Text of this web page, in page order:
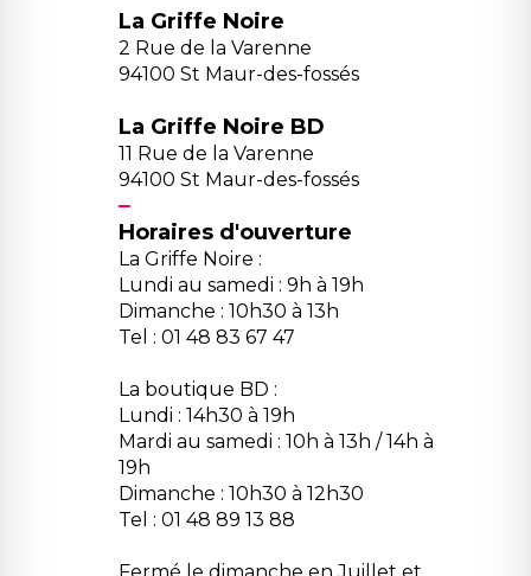
La Griffe Noire
2 Rue de la Varenne
94100 St Maur-des-fossés
La Griffe Noire BD
11 Rue de la Varenne
94100 St Maur-des-fossés
Horaires d'ouverture
La Griffe Noire :
Lundi au samedi : 9h à 19h
Dimanche : 10h30 à 13h
Tel : 01 48 83 67 47
La boutique BD :
Lundi : 14h30 à 19h
Mardi au samedi : 10h à 13h / 14h à
19h
Dimanche : 10h30 à 12h30
Tel : 01 48 89 13 88